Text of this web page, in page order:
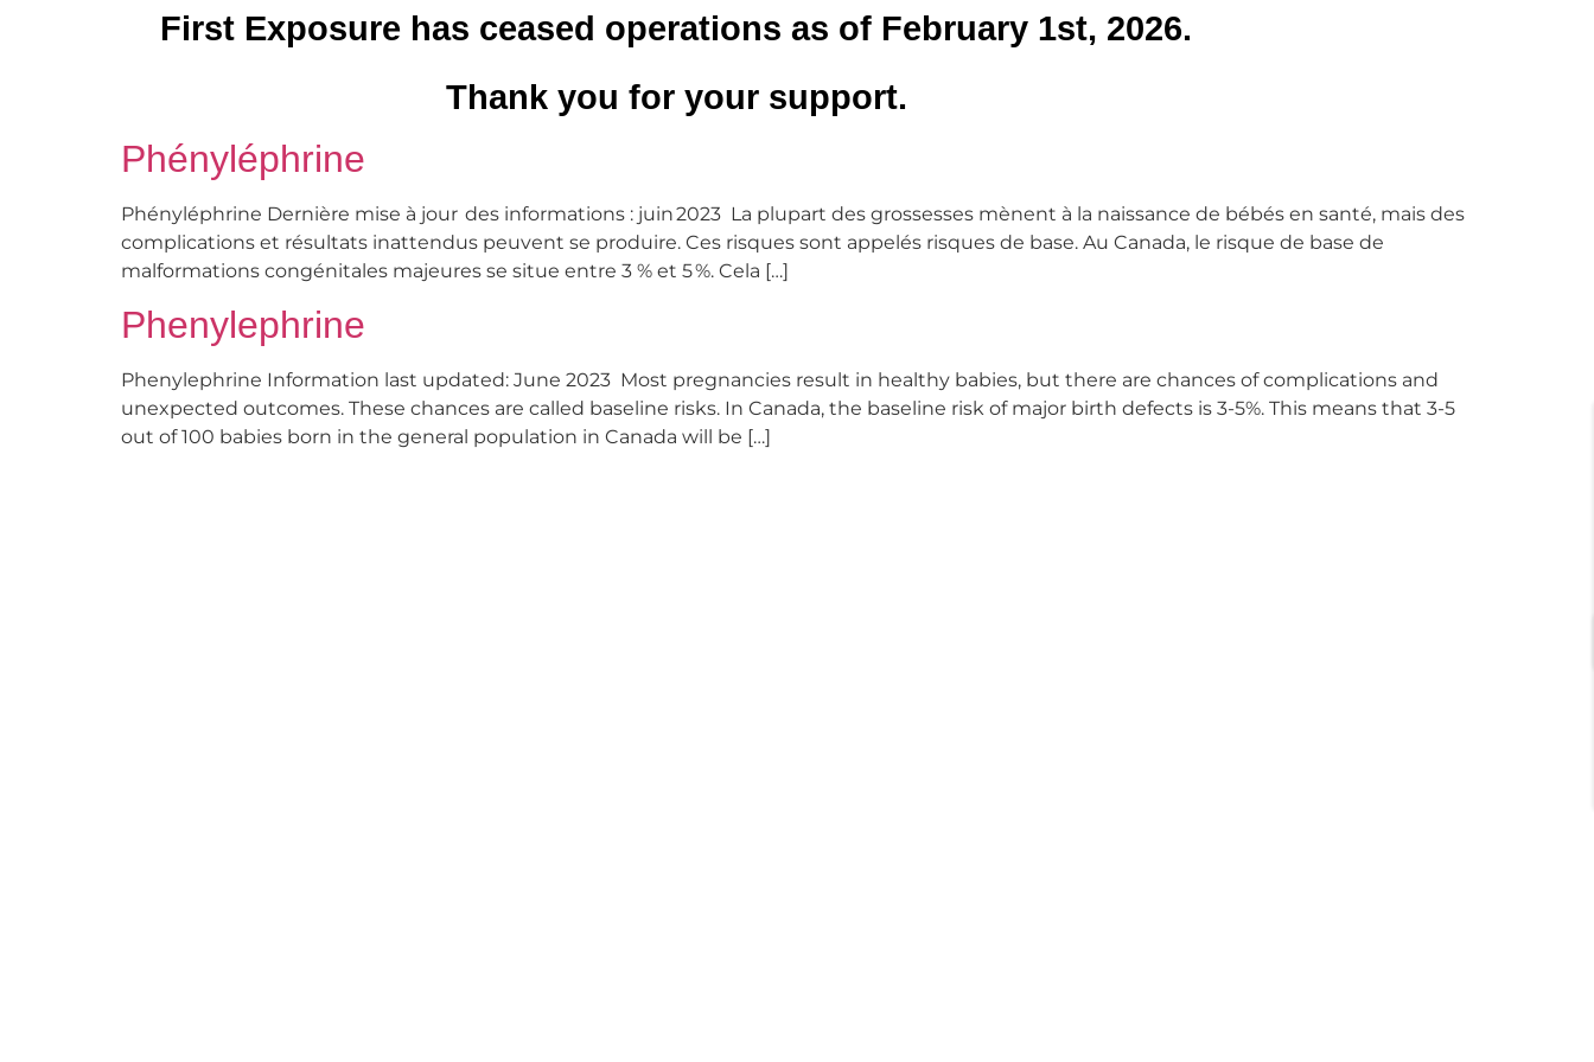
First Exposure has ceased operations as of February 1st, 2026.
Thank you for your support.
Phényléphrine
Phényléphrine Dernière mise à jour des informations : juin 2023 La plupart des grossesses mènent à la naissance de bébés en santé, mais des
complications et résultats inattendus peuvent se produire. Ces risques sont appelés risques de base. Au Canada, le risque de base de
malformations congénitales majeures se situe entre 3 % et 5 %. Cela […]
Phenylephrine
Phenylephrine Information last updated: June 2023 Most pregnancies result in healthy babies, but there are chances of complications and
unexpected outcomes. These chances are called baseline risks. In Canada, the baseline risk of major birth defects is 3-5%. This means that 3-5
out of 100 babies born in the general population in Canada will be […]